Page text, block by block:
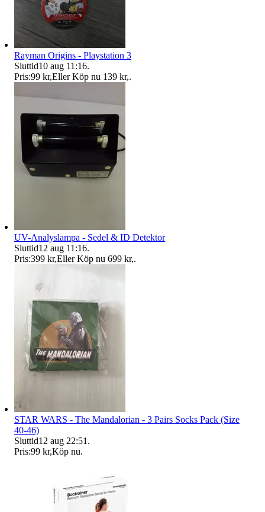
Rayman Origins - Playstation 3
Sluttid10 aug 11:16.
Pris:99 kr,Eller Köp nu 139 kr,.
UV-Analyslampa - Sedel & ID Detektor
Sluttid12 aug 11:16.
Pris:399 kr,Eller Köp nu 699 kr,.
STAR WARS - The Mandalorian - 3 Pairs Socks Pack (Size
40-46)
Sluttid12 aug 22:51 .
Pris:99 kr,Köp nu.